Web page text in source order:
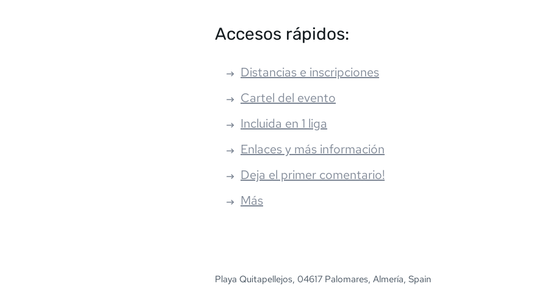
Accesos rápidos:
Distancias e inscripciones
Cartel del evento
Incluida en 1 liga
Enlaces y más información
Deja el primer comentario!
Más
Playa Quitapellejos, 04617 Palomares, Almería, Spain